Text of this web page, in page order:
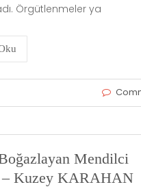
Örgütlenmeler ya
Mendilci
– Kuzey KARAHAN